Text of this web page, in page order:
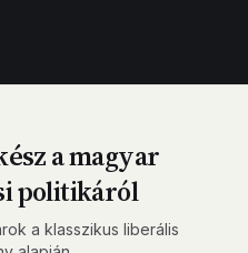
a magyar
politikáról
a klasszikus liberális